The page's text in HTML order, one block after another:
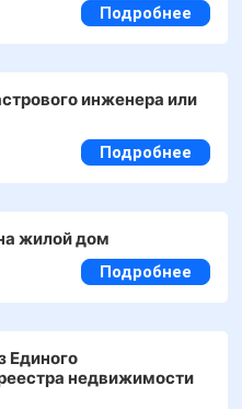
Подробнее
инженера или
Подробнее
жилой дом
Подробнее
Единого
недвижимости